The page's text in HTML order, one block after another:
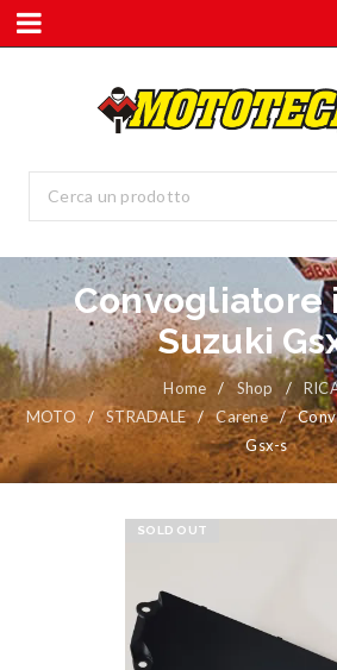
Convogliatore
Suzuki
Home / Shop /
MOTO
/ STRADALE / Carene /
Gsx-s
SOLD OUT